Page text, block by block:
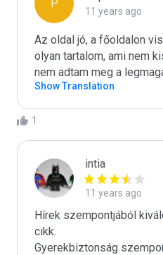
P
11 years ago
Az oldal jó, a főoldalon
olyan tartalom, ami nem
nem adtam meg a
Show Translation
1
intia
11 years ago
Hírek szempontjából
cikk.
Gyerekbiztonság